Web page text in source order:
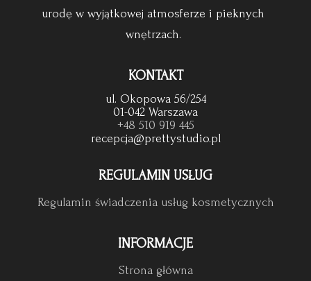
urodę w wyjątkowej atmosferze i pieknych
wnętrzach.
KONTAKT
ul. Okopowa 56/254
01-042 Warszawa
+48 510 919 445
recepcja@prettystudio.pl
REGULAMIN USŁUG
Regulamin świadczenia usług kosmetycznych
INFORMACJE
Strona główna